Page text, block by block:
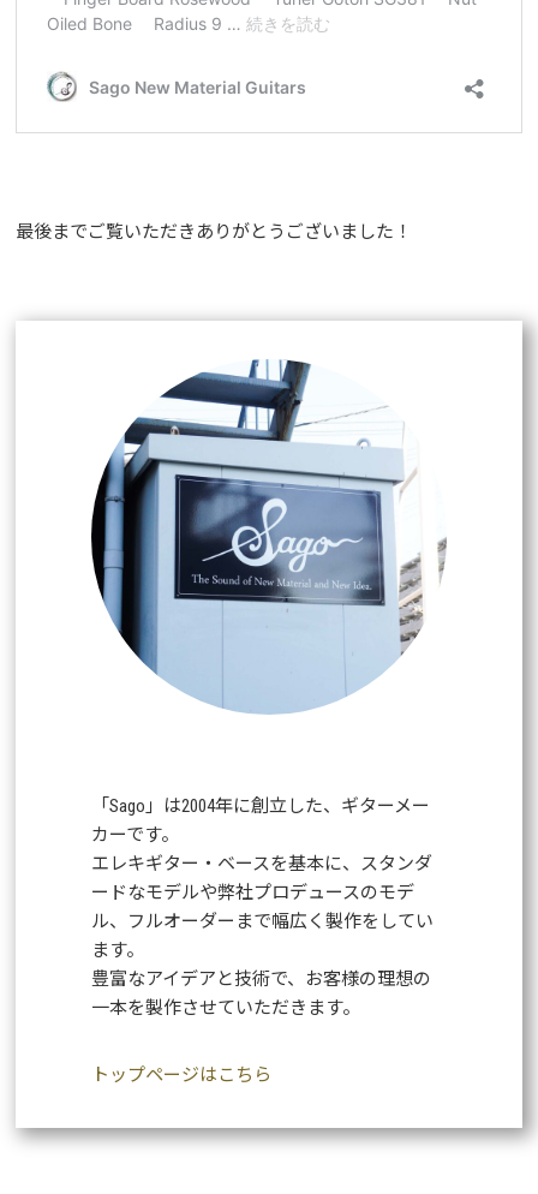
最後までご覧いただきありがとうございました！
「Sago」は2004年に創立した、ギターメー
カーです。
エレキギター・ベースを基本に、スタンダ
ードなモデルや弊社プロデュースのモデ
ル、フルオーダーまで幅広く製作をしてい
ます。
豊富なアイデアと技術で、お客様の理想の
一本を製作させていただきます。
トップページはこちら